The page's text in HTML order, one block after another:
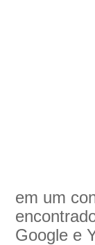
em um
Google e